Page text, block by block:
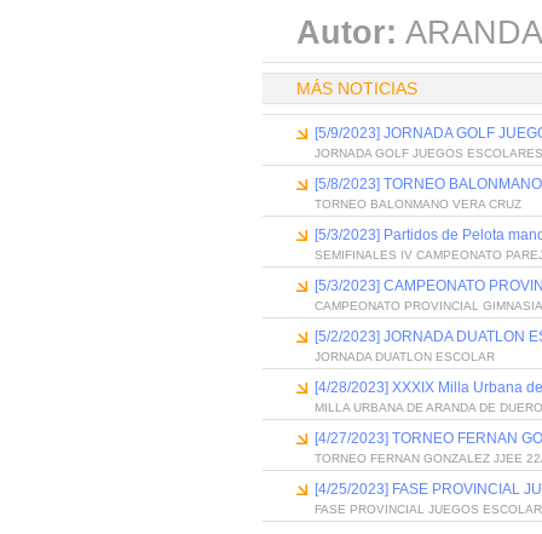
Autor:
MÁS NOTICIAS
[5/9/2023] JORNADA GOLF
JORNADA GOLF JUEGOS ESCOLARES
[5/8/2023] TORNEO
TORNEO BALONMANO VERA CRUZ
[5/3/2023] Partidos de Pelota
SEMIFINALES IV CAMPEONATO
[5/3/2023] CAMPEONATO
CAMPEONATO PROVINCIAL
[5/2/2023] JORNADA DUATLON
JORNADA DUATLON ESCOLAR
[4/28/2023] XXXIX Milla Urbana
MILLA URBANA DE ARANDA DE
[4/27/2023] TORNEO FERNAN
TORNEO FERNAN GONZALEZ JJEE
[4/25/2023] FASE PROVINCIAL
FASE PROVINCIAL JUEGOS